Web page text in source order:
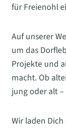
für Freienohl
Auf unserer
um das
Projekte und
macht. Ob
jung oder alt
Wir laden